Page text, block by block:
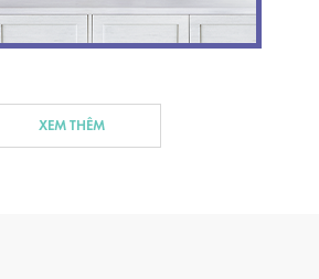
XEM THÊM